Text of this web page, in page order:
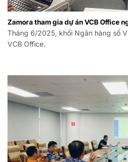
Zamora tham gia dự án VCB Office
Tháng 6/2025, khối Ngân hàng số
VCB Office.